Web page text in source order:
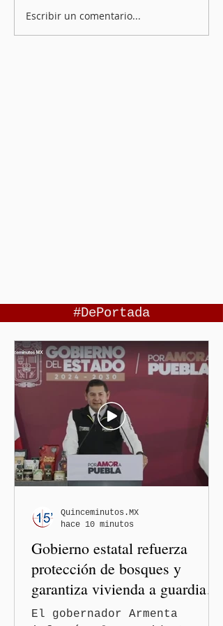
Escribir un comentario...
#DePortada
Gobierno estatal refuerza
protección de bosques y
garantiza vivienda a guardias
forestales
El gobernador Armenta
Quinceminutos.MX
hace 10 minutos